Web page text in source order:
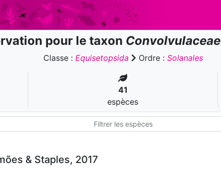
pour le taxon Convolvulaceae
Classe : Equisetopsida Ordre : Solanales
41
espèces
& Staples, 2017